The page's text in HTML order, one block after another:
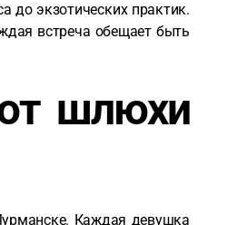
до экзотических практик.
встреча обещает быть
шлюхи
Каждая девушка